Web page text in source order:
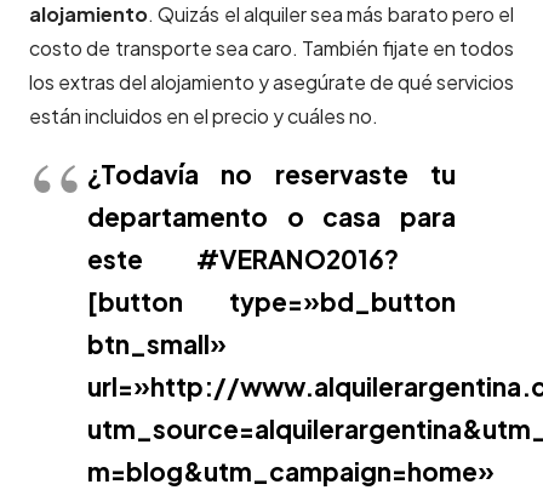
alojamiento. Quizás el alquiler sea más barato pero el
costo de transporte sea caro. También fijate en todos
los extras del alojamiento y asegúrate de qué servicios
están incluidos en el precio y cuáles no.
¿Todavía no reservaste tu
departamento o casa para
este #VERANO2016?
[button type=»bd_button
btn_small»
url=»http://
m=blog&utm_campaign=home»